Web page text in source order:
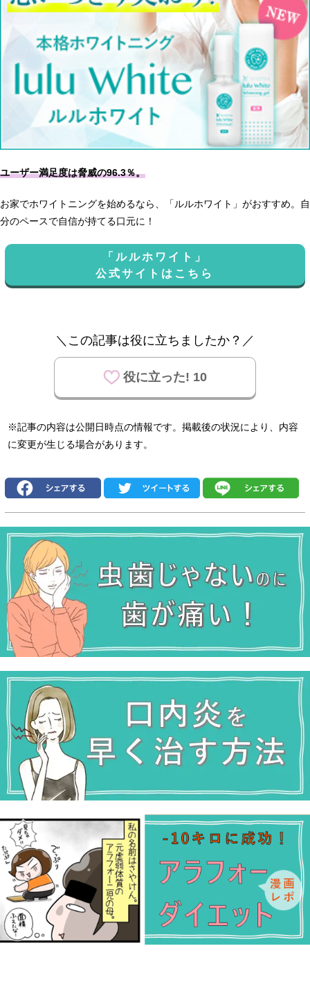
ユーザー満足度は脅威の96.3％。
お家でホワイトニングを始めるなら、「ルルホワイト」がおすすめ。自
分のペースで自信が持てる口元に！
「ルルホワイト」
公式サイトはこちら
＼この記事は役に立ちましたか？／
役に立った! 10
※記事の内容は公開日時点の情報です。掲載後の状況により、内容
に変更が生じる場合があります。